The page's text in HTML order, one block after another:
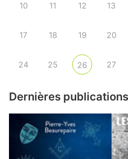
10 11 12 13
17 18 19 20
24 25 26 27
Dernières publications